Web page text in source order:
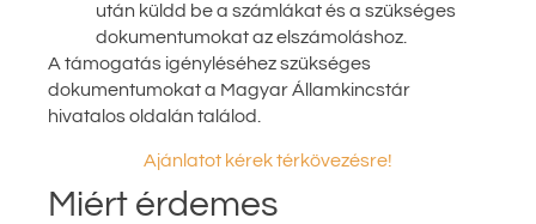
után küldd be a számlákat és a szükséges
dokumentumokat az elszámoláshoz.
A támogatás igényléséhez szükséges
dokumentumokat a Magyar Államkincstár
hivatalos oldalán találod.
Ajánlatot kérek térkövezésre!
Miért érdemes